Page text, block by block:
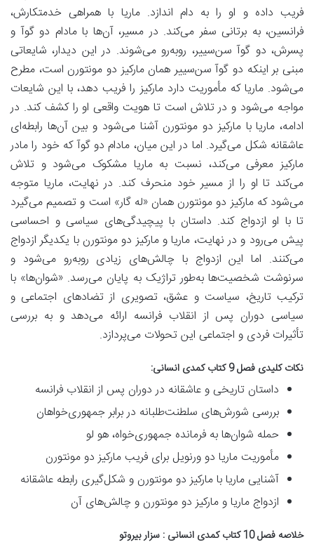
فریب داده و او را به دام اندازد. ماریا با همراهی خدمتکارش،
فرانسین، به برتانی سفر می‌کند. در مسیر، آن‌ها با مادام دو گوآ و
پسرش، دو گوآ سن‌سییر، روبه‌رو می‌شوند. در این دیدار، شایعاتی
مبنی بر اینکه دو گوآ سن‌سییر همان مارکیز دو مونتورن است، مطرح
می‌شود. ماریا که مأموریت دارد مارکیز را فریب دهد، با این شایعات
مواجه می‌شود و در تلاش است تا هویت واقعی او را کشف کند. در
ادامه، ماریا با مارکیز دو مونتورن آشنا می‌شود و بین آن‌ها رابطه‌ای
عاشقانه شکل می‌گیرد. اما در این میان، مادام دو گوآ که خود را مادر
مارکیز معرفی می‌کند، نسبت به ماریا مشکوک می‌شود و تلاش
می‌کند تا او را از مسیر خود منحرف کند. در نهایت، ماریا متوجه
می‌شود که مارکیز دو مونتورن همان «له گار» است و تصمیم می‌گیرد
تا با او ازدواج کند. داستان با پیچیدگی‌های سیاسی و احساسی
پیش می‌رود و در نهایت، ماریا و مارکیز دو مونتورن با یکدیگر ازدواج
می‌کنند. اما این ازدواج با چالش‌های زیادی روبه‌رو می‌شود و
سرنوشت شخصیت‌ها به‌طور تراژیک به پایان می‌رسد. «شوان‌ها» با
ترکیب تاریخ، سیاست و عشق، تصویری از تضادهای اجتماعی و
سیاسی دوران پس از انقلاب فرانسه ارائه می‌دهد و به بررسی
تأثیرات فردی و اجتماعی این تحولات می‌پردازد.
نکات کلیدی فصل 9 کتاب کمدی انسانی:
داستان تاریخی و عاشقانه در دوران پس از انقلاب فرانسه
بررسی شورش‌های سلطنت‌طلبانه در برابر جمهوری‌خواهان
حمله شوان‌ها به فرمانده جمهوری‌خواه، هو لو
مأموریت ماریا دو ورنویل برای فریب مارکیز دو مونتورن
آشنایی ماریا با مارکیز دو مونتورن و شکل‌گیری رابطه عاشقانه
ازدواج ماریا و مارکیز دو مونتورن و چالش‌های آن
خلاصه فصل 10 کتاب کمدی انسانی : سزار بیروتو